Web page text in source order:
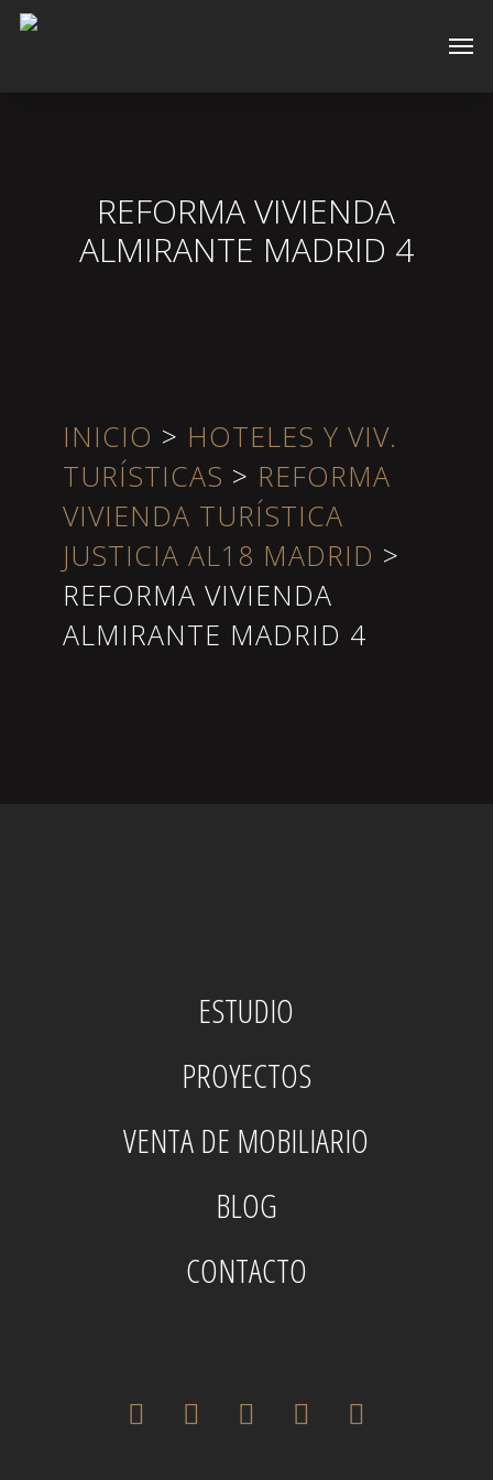
Skip
REFORMA VIVIENDA
ALMIRANTE MADRID 4
INICIO > HOTELES Y VIV.
TURÍSTICAS > REFORMA
VIVIENDA TURÍSTICA
JUSTICIA AL18 MADRID >
REFORMA VIVIENDA
ALMIRANTE MADRID 4
ESTUDIO
PROYECTOS
VENTA DE MOBILIARIO
BLOG
CONTACTO
twitter facebookpinterestinstagram
houzz